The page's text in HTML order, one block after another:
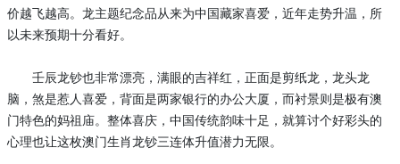
价越飞越高。龙主题纪念品从来为中国藏家喜爱，近年走势升温，所
以未来预期十分看好。
壬辰龙钞也非常漂亮，满眼的吉祥红，正面是剪纸龙，龙头龙
脑，煞是惹人喜爱，背面是两家银行的办公大厦，而衬景则是极有澳
门特色的妈祖庙。整体喜庆，中国传统韵味十足，就算讨个好彩头的
心理也让这枚澳门生肖龙钞三连体升值潜力无限。